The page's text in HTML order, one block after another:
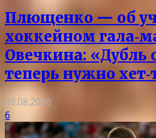
Плющенко — об
хоккейном
Овечкина:
теперь нужно
09.08.2026
6